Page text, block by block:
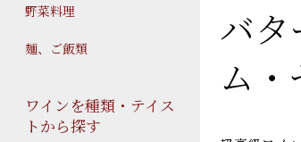
野菜料理
麺、ご飯類
ワインを種類・テイス
トから探す
バ
ム